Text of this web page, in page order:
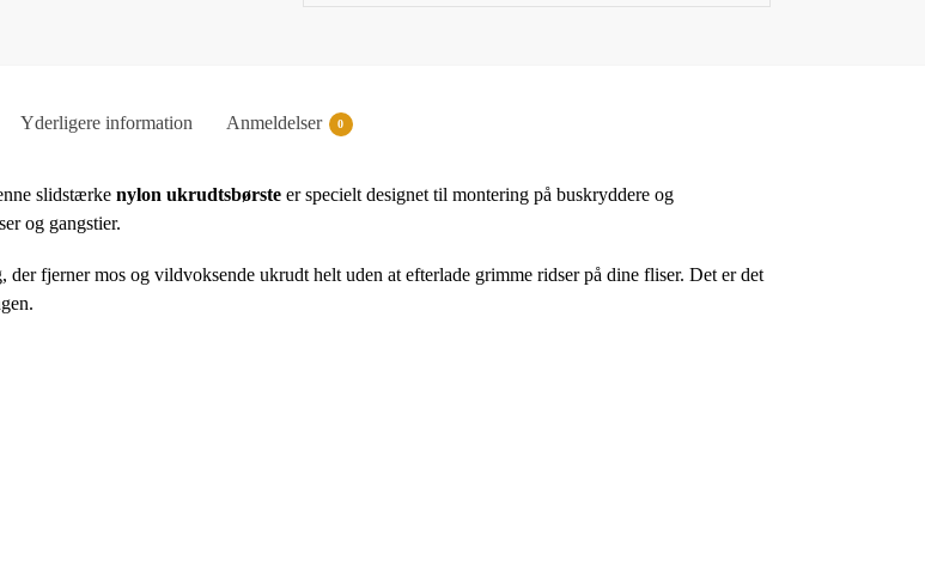
Yderligere information Anmeldelser 0
slidstærke nylon ukrudtsbørsteer specielt designet til montering på buskryddere og
og gangstier.
fjerner mos og vildvoksende ukrudt helt uden at efterlade grimme ridser på dine fliser. Det er det